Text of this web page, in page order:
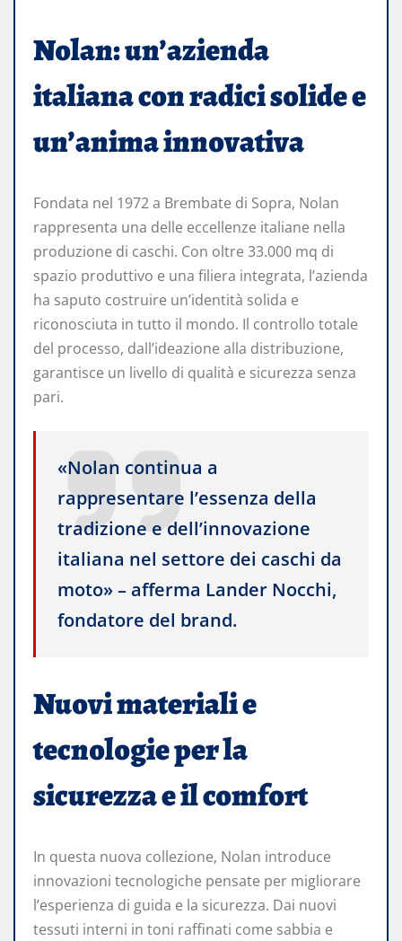
Nolan: un’azienda
italiana con radici solide e
un’anima innovativa
Fondata nel 1972 a Brembate di Sopra, Nolan
rappresenta una delle eccellenze italiane nella
produzione di caschi. Con oltre 33.000 mq di
spazio produttivo e una filiera integrata, l’azienda
ha saputo costruire un’identità solida e
riconosciuta in tutto il mondo. Il controllo totale
del processo, dall’ideazione alla distribuzione,
garantisce un livello di qualità e sicurezza senza
pari.
«Nolan continua a
rappresentare l’essenza della
tradizione e dell’innovazione
italiana nel settore dei caschi da
moto» – afferma Lander Nocchi,
fondatore del brand.
Nuovi materiali e
tecnologie per la
sicurezza e il comfort
In questa nuova collezione, Nolan introduce
innovazioni tecnologiche pensate per migliorare
l’esperienza di guida e la sicurezza. Dai nuovi
tessuti interni in toni raffinati come sabbia e